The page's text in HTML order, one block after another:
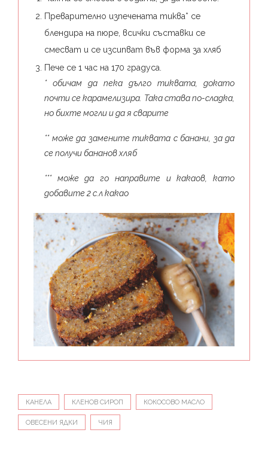
Преварително изпечената тиква* се
блендира на пюре, всички съставки се
смесват и се изсипват във форма за хляб
Пече се 1 час на 170 градуса.
* обичам да пека дълго тиквата, докато
почти се карамелизира. Така става по-сладка,
но бихте могли и да я сварите
** може да замените тиквата с банани, за да
се получи бананов хляб
*** може да го направите и какаов, като
добавите 2 с.л какао
КАНЕЛА КЛЕНОВ СИРОП КОКОСОВО МАСЛО
ОВЕСЕНИ ЯДКИ ЧИЯ